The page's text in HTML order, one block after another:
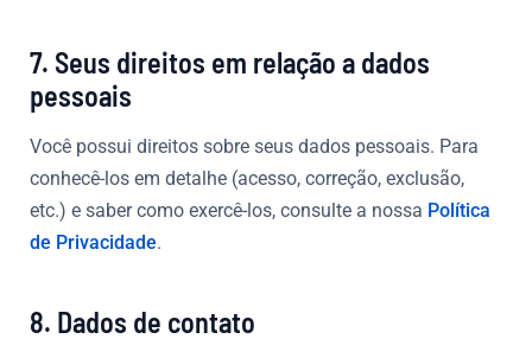
7. Seus direitos em relação a dados
pessoais
Você possui direitos sobre seus dados pessoais. Para
conhecê-los em detalhe (acesso, correção, exclusão,
etc.) e saber como exercê-los, consulte a nossa Política
de Privacidade.
8. Dados de contato